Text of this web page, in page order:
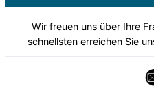
Wir freuen uns über Ihre
schnellsten erreichen Sie